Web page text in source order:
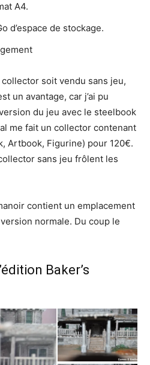
A4.
d’espace de stockage.
soit vendu sans jeu,
un avantage, car j’ai pu
du jeu avec le steelbook
me fait un collector contenant
Artbook, Figurine) pour 120€.
sans jeu frôlent les
contient un emplacement
normale. Du coup le
Baker’s